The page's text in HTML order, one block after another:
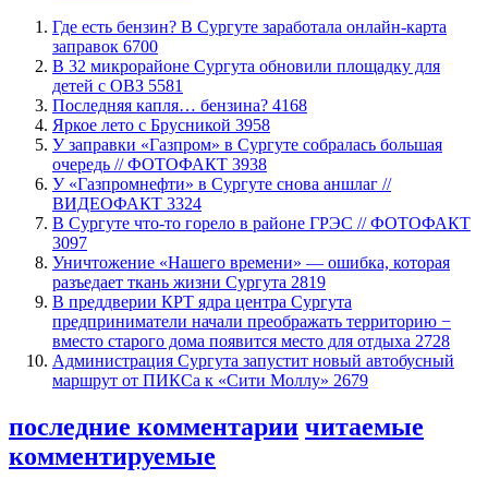
​Где есть бензин? В Сургуте заработала онлайн-карта
заправок 6700
В 32 микрорайоне Сургута обновили площадку для
детей с ОВЗ 5581
​Последняя капля… бензина? 4168
Яркое лето с Брусникой 3958
​У заправки «Газпром» в Сургуте собралась большая
очередь // ФОТОФАКТ 3938
У «Газпромнефти» в Сургуте снова аншлаг //
ВИДЕОФАКТ 3324
​В Сургуте что-то горело в районе ГРЭС // ФОТОФАКТ
3097
​Уничтожение «Нашего времени» — ошибка, которая
разъедает ткань жизни Сургута 2819
​В преддверии КРТ ядра центра Сургута
предприниматели начали преображать территорию −
вместо старого дома появится место для отдыха 2728
​Администрация Сургута запустит новый автобусный
маршрут от ПИКСа к «Сити Моллу» 2679
последние комментарии читаемые
комментируемые